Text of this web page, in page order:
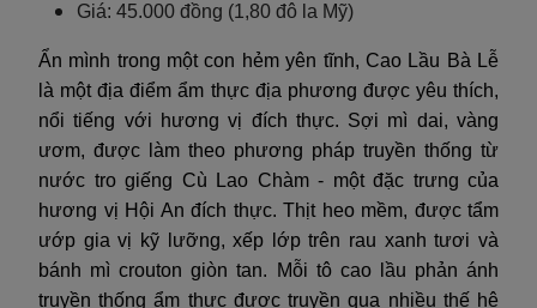
Giá: 45.000 đồng (1,80 đô la Mỹ)
Ẩn mình trong một con hẻm yên tĩnh, Cao Lầu Bà Lễ
là một địa điểm ẩm thực địa phương được yêu thích,
nổi tiếng với hương vị đích thực. Sợi mì dai, vàng
ươm, được làm theo phương pháp truyền thống từ
nước tro giếng Cù Lao Chàm - một đặc trưng của
hương vị Hội An đích thực. Thịt heo mềm, được tẩm
ướp gia vị kỹ lưỡng, xếp lớp trên rau xanh tươi và
bánh mì crouton giòn tan. Mỗi tô cao lầu phản ánh
truyền thống ẩm thực được truyền qua nhiều thế hệ